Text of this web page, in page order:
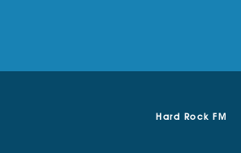
Hard Rock FM